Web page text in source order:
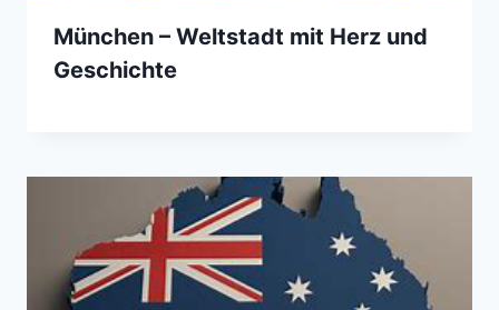
München – Weltstadt mit Herz und
Geschichte